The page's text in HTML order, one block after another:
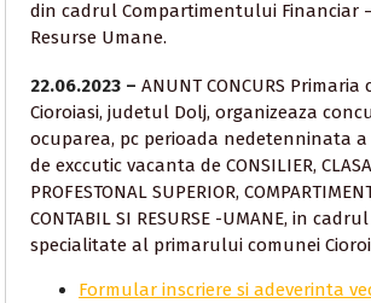
din cadrul Compartimentului Financiar
Resurse Umane.
22.06.2023 – ANUNT CONCURS Primaria
Cioroiasi, judetul Dolj, organizeaza
ocuparea, pc perioada nedetenninata
de exccutic vacanta de CONSILIER,
PROFESTONAL SUPERIOR,
CONTABIL SI RESURSE -UMANE, in
specialitate al primarului comunei
Formular inscriere si adeverinta